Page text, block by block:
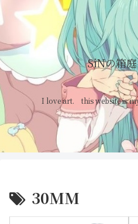
SiNの箱
I love art. this website is
30MM